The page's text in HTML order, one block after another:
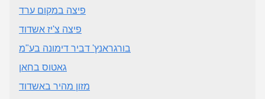
פיצה במקום ערד
פיצה צ'יז אשדוד
בורגראנץ' דביר דימונה בע"מ
גאטוס בחאן
מזון מהיר באשדוד